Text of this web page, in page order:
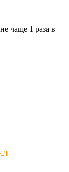
чаще 1 раза в